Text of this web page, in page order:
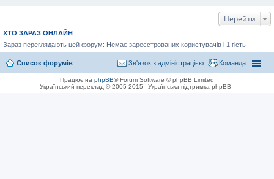
Перейти
ХТО ЗАРАЗ ОНЛАЙН
Зараз переглядають цей форум: Немає зареєстрованих користувачів і 1 гість
Список форумів Команда
Зв'язок з адміністрацією
Працює на phpBB® Forum Software © phpBB Limited
Український переклад © 2005-2015
Українська підтримка phpBB